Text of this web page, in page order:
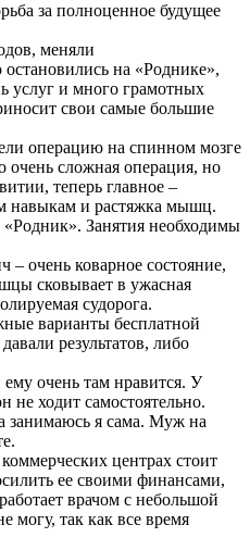
за полноценное будущее
меняли
на «Роднике»,
услуг и много грамотных
свои самые большие
операцию на спинном мозге
очень сложная операция, но
теперь главное –
навыкам и растяжка мышц.
Занятия необходимы
– очень коварное состояние,
сковывает в ужасная
судорога.
варианты бесплатной
результатов, либо
очень там нравится. У
не ходит самостоятельно.
занимаюсь я сама. Муж на
центрах стоит
ее своими финансами,
врачом с небольшой
могу, так как все время